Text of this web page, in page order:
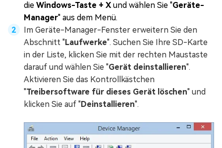
die Windows-Taste + X und wählen Sie "Geräte-
Manager" aus dem Menü.
Im Geräte-Manager-Fenster erweitern Sie den
Abschnitt "Laufwerke". Suchen Sie Ihre SD-Karte
in der Liste, klicken Sie mit der rechten Maustaste
darauf und wählen Sie "Gerät deinstallieren".
Aktivieren Sie das Kontrollkästchen
"Treibersoftware für dieses Gerät löschen" und
klicken Sie auf "Deinstallieren".